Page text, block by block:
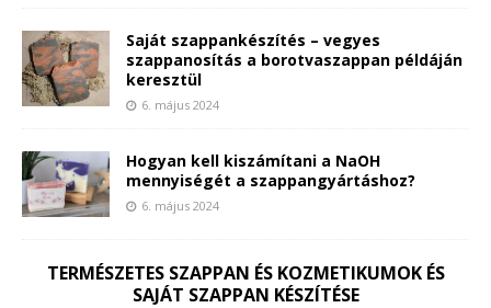
Saját szappankészítés – vegyes
szappanosítás a borotvaszappan példáján
keresztül
6. május 2024
Hogyan kell kiszámítani a NaOH
mennyiségét a szappangyártáshoz?
6. május 2024
TERMÉSZETES SZAPPAN ÉS KOZMETIKUMOK ÉS
SAJÁT SZAPPAN KÉSZÍTÉSE